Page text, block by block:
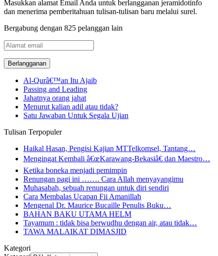
Masukkan alamat Email Anda untuk berlangganan jeramidotinfo
dan menerima pemberitahuan tulisan-tulisan baru melalui surel.
Bergabung dengan 825 pelanggan lain
Alamat
email
Al-Qurâ€™an Itu Ajaib
Passing and Leading
Jahatnya orang jahat
Menurut kalian adil atau tidak?
Satu Jawaban Untuk Segala Ujian
Tulisan Terpopuler
Haikal Hasan, Pengisi Kajian MTTelkomsel, Tantang…
Mengingat Kembali â€œKarawang-Bekasiâ€ dan Maestro…
Ketika boneka menjadi pemimpin
Renungan pagi ini ……. Cara Allah menyayangimu
Muhasabah, sebuah renungan untuk diri sendiri
Cara Membalas Ucapan Fii Amanillah
Mengenal Dr. Maurice Bucaille Penulis Buku…
BAHAN BAKU UTAMA HELM
Tayamum : tidak bisa berwudhu dengan air, atau tidak…
TAWA MALAIKAT DIMASJID
Kategori